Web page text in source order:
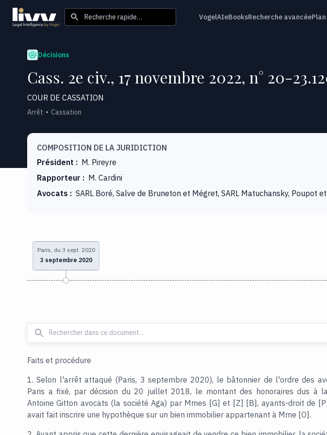
Recherche rapide… VogelAIeBooksRecherche avancée
Décisions
Cass. 2e civ., 17 novembre 2022, n° 20-
COUR DE CASSATION
Arrêt Cassation
COMPOSITION DE LA JURIDICTION
Président : M. Pireyre
Rapporteur : M. Cardini
Avocats : SARL Boré, Salve de Bruneton et Mégret, SARL Matuchansky, Poupot
Paris, du 3 sept. 2020
3 septembre 2020
Faits et procédure
1. Selon l'arrêt attaqué (Paris, 3 septembre 2020), le bâtonnier de l'ordre des
Paris a fixé, par décision du 20 juillet 2018, le montant des honoraires dus à
Antoine Gitton avocats (la société Aga) par Mmes [G] et [Z] [B], ayants-droit de
avait fait inscrire une hypothèque sur un bien immobilier appartenant à Mme [O].